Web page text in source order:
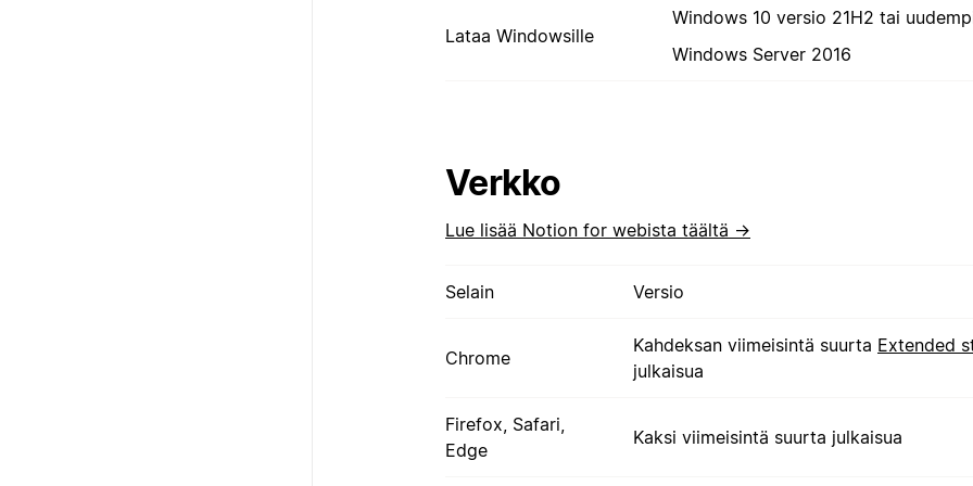
Lataa Windowsille
Windows 10 versio 21H2 tai
Windows Server 2016
Verkko
Lue lisää Notion for webista täältä →
Selain Versio
Chrome
Kahdeksan viimeisintä suurta Extended
julkaisua
Firefox, Safari,
Edge
Kaksi viimeisintä suurta julkaisua